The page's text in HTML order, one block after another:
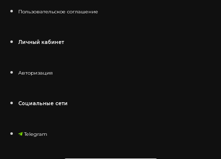
Пользовательское соглашение
Личный кабинет
Авторизация
Социальные сети
Telegram